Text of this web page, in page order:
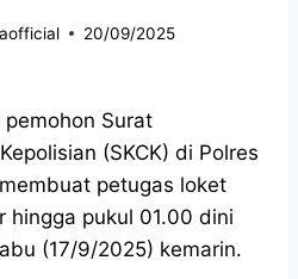
20/09/2025
pemohon Surat
(SKCK) di Polres
petugas loket
hingga pukul 01.00 dini
(17/9/2025) kemarin.